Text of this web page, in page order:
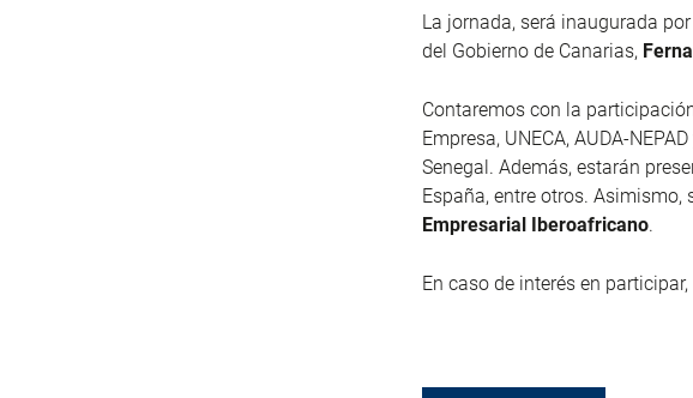
La jornada, será inaugurada por
del Gobierno de Canarias,
Contaremos con la
Empresa, UNECA, AUDA-
Senegal. Además, estarán
España, entre otros. Asimismo,
Empresarial Iberoafricano.
En caso de interés en